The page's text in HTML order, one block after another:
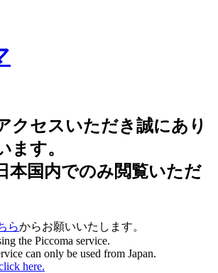
クセスいただき誠にあり
ます。
本国内でのみ閲覧いただ
らからお願いいたします。
the Piccoma service.
can only be used from Japan.
here.